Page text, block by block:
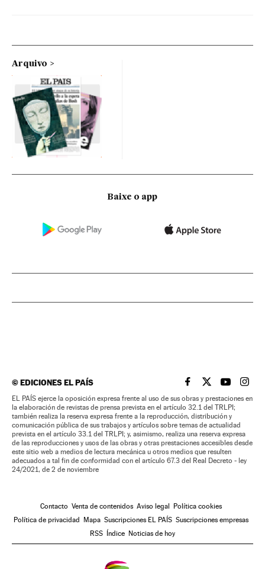
Arquivo
Baixe o app
©EDICIONES EL PAÍS EL PAÍS BRASIL EN
EL PAÍSEL PAÍS
EL
EL PAÍS ejerce la oposición expresa frente al uso de sus obras y prestaciones en
la elaboración de revistas de prensa prevista en el artículo 32.1 del TRLPI;
también realiza la reserva expresa frente a la reproducción, distribución y
comunicación pública de sus trabajos y artículos sobre temas de actualidad
prevista en el artículo 33.1 del TRLPI; y, asimismo, realiza una reserva expresa
de las reproducciones y usos de las obras y otras prestaciones accesibles desde
este sitio web a medios de lectura mecánica u otros medios que resulten
adecuados a tal fin de conformidad con el artículo 67.3 del Real Decreto - ley
24/2021, de 2 de noviembre
Contacto Venta de contenidos Aviso legal
Política cookies
Política de privacidad
Mapa Suscripciones EL PAÍS Suscripciones empresas
RSS
Índice Noticias de hoy